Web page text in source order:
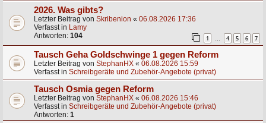
2026. Was gibts?
Letzter Beitrag von Skribenion « 06.08.2026 17:36
Verfasst in Lamy
Antworten: 104 1 … 4 5 6 7
Tausch Geha Goldschwinge 1 gegen Reform
Letzter Beitrag von StephanHX « 06.08.2026 15:59
Verfasst in Schreibgeräte und Zubehör-Angebote (privat)
Tausch Osmia gegen Reform
Letzter Beitrag von StephanHX « 06.08.2026 15:46
Verfasst in Schreibgeräte und Zubehör-Angebote (privat)
Antworten: 1